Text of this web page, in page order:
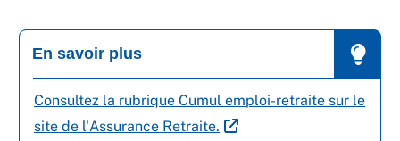
En savoir plus
Consultez la rubrique Cumul emploi-retraite sur le
site de l'Assurance Retraite.